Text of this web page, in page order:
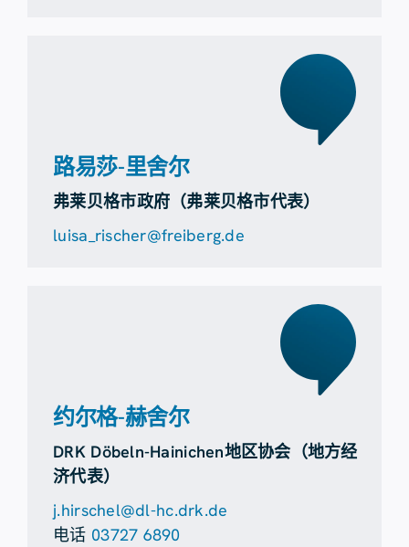
路易莎-里舍尔
弗莱贝格市政府（弗莱贝格市代表）
luisa_rischer@freiberg.de
约尔格-赫舍尔
DRK Döbeln-Hainichen地区协会（地方经
济代表）
j.hirschel@dl-hc.drk.de
电话 03727 6890